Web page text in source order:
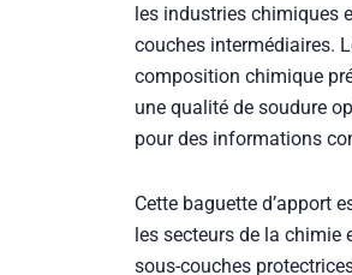
les industries chimiques
couches intermédiaires.
composition chimique
une qualité de soudure
pour des informations
Cette baguette d’apport
les secteurs de la chimie
sous-couches